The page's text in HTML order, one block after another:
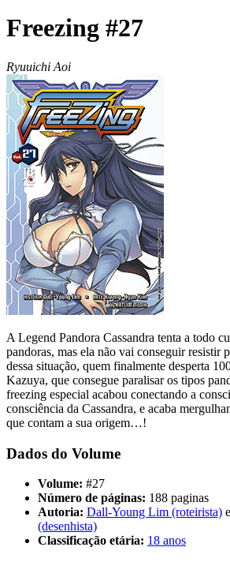
Freezing #27
Ryuuichi Aoi
A Legend Pandora Cassandra tenta a todo
pandoras, mas ela não vai conseguir resistir
dessa situação, quem finalmente desperta
Kazuya, que consegue paralisar os tipos
freezing especial acabou conectando a
consciência da Cassandra, e acaba
que contam a sua origem…!
Dados do Volume
Volume: #27
Número de páginas: 188 paginas
Autoria: Dall-Young Lim (roteirista) e
(desenhista)
Classificação etária: 18 anos